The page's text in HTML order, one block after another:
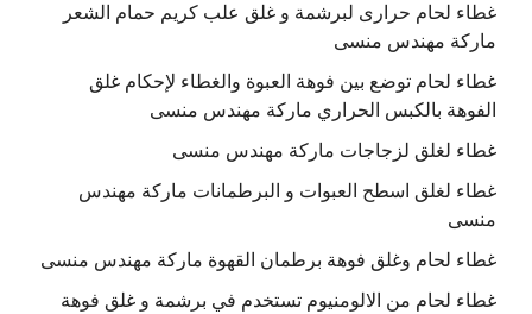
غطاء لحام حرارى لبرشمة و غلق علب كريم حمام الشعر
ماركة مهندس منسى
غطاء لحام توضع بين فوهة العبوة والغطاء لإحكام غلق
الفوهة بالكبس الحراري ماركة مهندس منسى
غطاء لغلق لزجاجات ماركة مهندس منسى
غطاء لغلق اسطح العبوات و البرطمانات ماركة مهندس
منسى
غطاء لحام وغلق فوهة برطمان القهوة ماركة مهندس منسى
غطاء لحام من الالومنيوم تستخدم في برشمة و غلق فوهة